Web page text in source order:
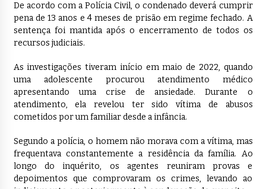
De acordo com a Polícia Civil, o condenado deverá cumprir
pena de 13 anos e 4 meses de prisão em regime fechado. A
sentença foi mantida após o encerramento de todos os
recursos judiciais.
As investigações tiveram início em maio de 2022, quando
uma adolescente procurou atendimento médico
apresentando uma crise de ansiedade. Durante o
atendimento, ela revelou ter sido vítima de abusos
cometidos por um familiar desde a infância.
Segundo a polícia, o homem não morava com a vítima, mas
frequentava constantemente a residência da família. Ao
longo do inquérito, os agentes reuniram provas e
depoimentos que comprovaram os crimes, levando ao